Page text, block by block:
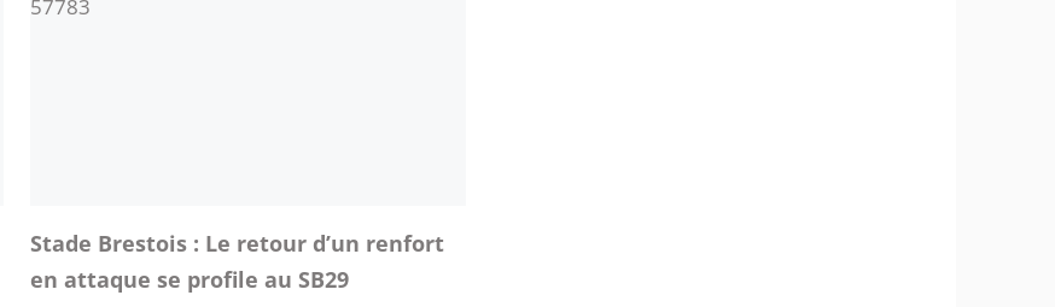
Stade Brestois : Le retour d’un renfort
en attaque se profile au SB29